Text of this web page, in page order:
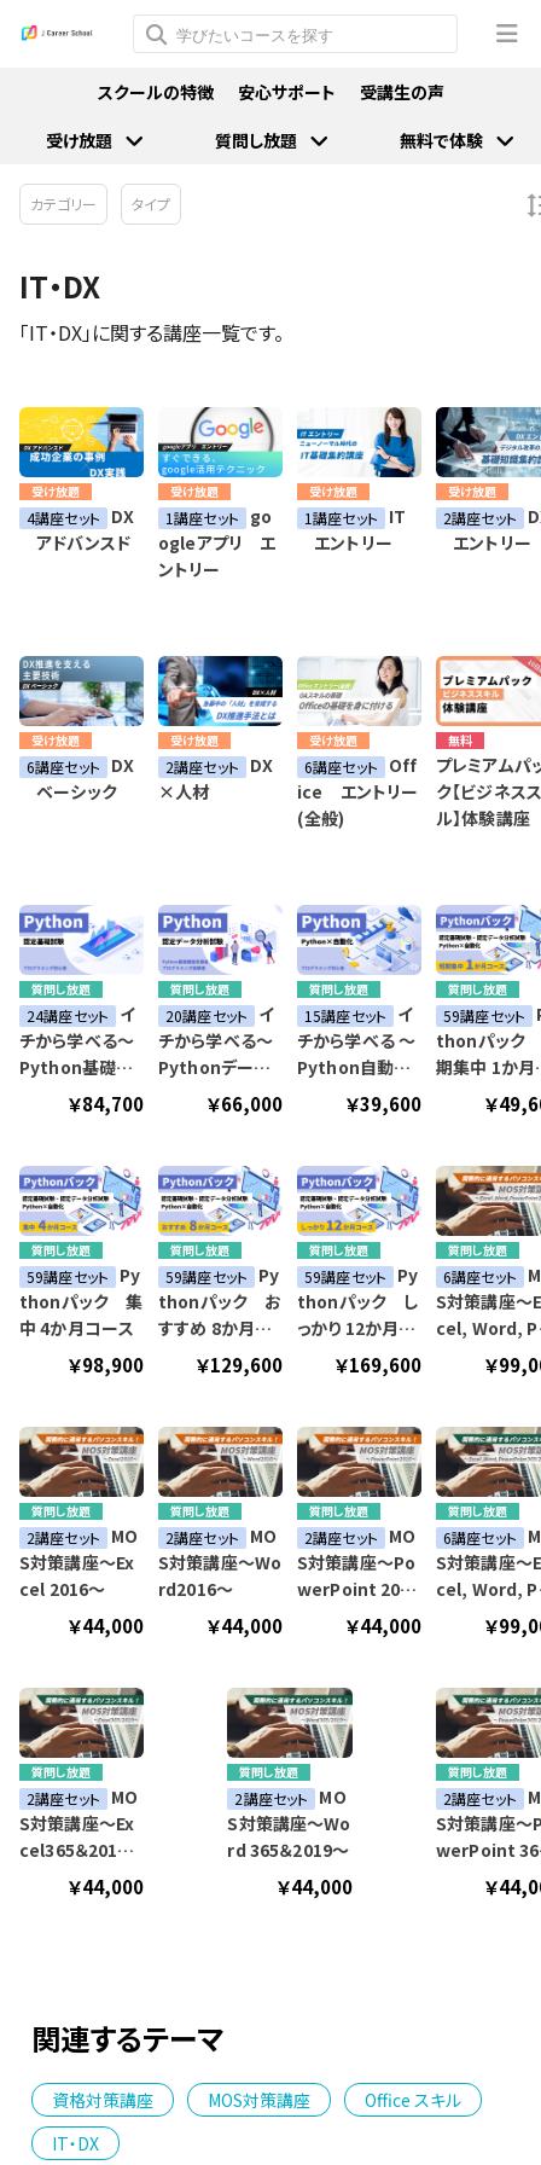
カテゴリー タイプ
IT・DX
「IT・DX」に関する講座一覧です。
受け放題
4講座セット DX
アドバンスド
受け放題
1講座セット go
ogleアプリ エ
ントリー
受け放題
1講座セット IT
エントリー
受け放題
2講座セット
エントリー
受け放題
6講座セット DX
ベーシック
受け放題
2講座セット DX
×人材
受け放題
6講座セット Off
ice エントリー
(全般)
無料
プレミアムパ
ク【ビジネス
ル】体験講座
質問し放題
24講座セット イ
チから学べる～
Python基礎講
￥84,700
質問し放題
20講座セット イ
チから学べる～
Pythonデータ
分析資格講座～
￥66,000
質問し放題
15講座セット イ
チから学べる ～
Python自動化
講座～￥39,600
質問し放題
59講座セット
thonパック
期集中 1か月
￥
質問し放題
59講座セット Py
thonパック 集
中 4か月コース
￥98,900
質問し放題
59講座セット Py
thonパック お
すすめ 8か月コ
￥129,600
質問し放題
59講座セット Py
thonパック し
っかり 12か月コ
￥169,600
質問し放題
6講座セット
S対策講座～
cel, Word,
werPoint
￥
質問し放題
2講座セット MO
S対策講座～Ex
cel 2016～
￥44,000
質問し放題
2講座セット MO
S対策講座～Wo
rd2016～
￥44,000
質問し放題
2講座セット MO
S対策講座～Po
werPoint 2016
￥44,000
質問し放題
6講座セット
S対策講座～
cel, Word,
werPoint
2019～
￥
質問し放題
2講座セット MO
S対策講座～Ex
cel365＆2019
￥44,000
質問し放題
2講座セット
MO
S対策講座～Wo
rd 365＆2019～
￥44,000
質問し放題
2講座セット
S対策講座～
werPoint 365
＆2019～
￥
関連するテーマ
資格対策講座 MOS対策講座
Office スキル
IT・DX
スクールの特徴 安心サポート
受講生の声
受け放題
質問し放題 無料で体験